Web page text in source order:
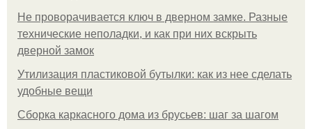
Не проворачивается ключ в дверном замке. Разные
технические неполадки, и как при них вскрыть
дверной замок
Утилизация пластиковой бутылки: как из нее сделать
удобные вещи
Сборка каркасного дома из брусьев: шаг за шагом